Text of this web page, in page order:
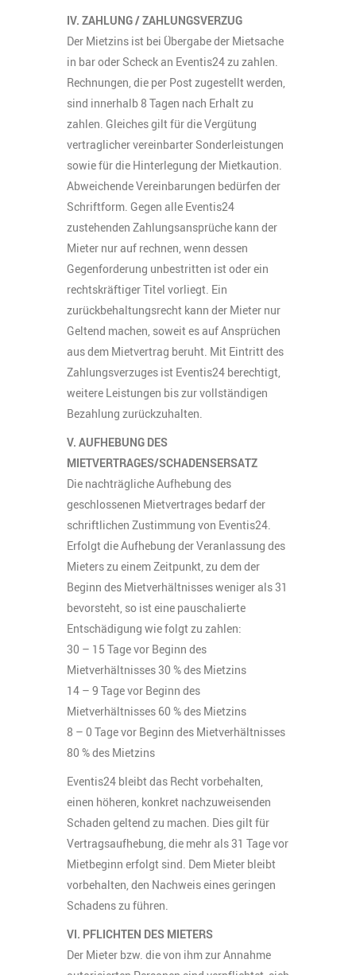
IV. ZAHLUNG / ZAHLUNGSVERZUG
Der Mietzins ist bei Übergabe der Mietsache
in bar oder Scheck an Eventis24 zu zahlen.
Rechnungen, die per Post zugestellt werden,
sind innerhalb 8 Tagen nach Erhalt zu
zahlen. Gleiches gilt für die Vergütung
vertraglicher vereinbarter Sonderleistungen
sowie für die Hinterlegung der Mietkaution.
Abweichende Vereinbarungen bedürfen der
Schriftform. Gegen alle Eventis24
zustehenden Zahlungsansprüche kann der
Mieter nur auf rechnen, wenn dessen
Gegenforderung unbestritten ist oder ein
rechtskräftiger Titel vorliegt. Ein
zurückbehaltungsrecht kann der Mieter nur
Geltend machen, soweit es auf Ansprüchen
aus dem Mietvertrag beruht. Mit Eintritt des
Zahlungsverzuges ist Eventis24 berechtigt,
weitere Leistungen bis zur vollständigen
Bezahlung zurückzuhalten.
V. AUFHEBUNG DES
MIETVERTRAGES/SCHADENSERSATZ
Die nachträgliche Aufhebung des
geschlossenen Mietvertrages bedarf der
schriftlichen Zustimmung von Eventis24.
Erfolgt die Aufhebung der Veranlassung des
Mieters zu einem Zeitpunkt, zu dem der
Beginn des Mietverhältnisses weniger als 31
bevorsteht, so ist eine pauschalierte
Entschädigung wie folgt zu zahlen:
30 – 15 Tage vor Beginn des
Mietverhältnisses 30 % des Mietzins
14 – 9 Tage vor Beginn des
Mietverhältnisses 60 % des Mietzins
8 – 0 Tage vor Beginn des Mietverhältnisses
80 % des Mietzins
Eventis24 bleibt das Recht vorbehalten,
einen höheren, konkret nachzuweisenden
Schaden geltend zu machen. Dies gilt für
Vertragsaufhebung, die mehr als 31 Tage vor
Mietbeginn erfolgt sind. Dem Mieter bleibt
vorbehalten, den Nachweis eines geringen
Schadens zu führen.
VI. PFLICHTEN DES MIETERS
Der Mieter bzw. die von ihm zur Annahme